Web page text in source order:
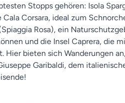
Stopps gehören: Isola
Cala Corsara, ideal zum
Rosa), ein
und die Insel Caprera, die
Hier bieten sich Wanderungen
Garibaldi, dem